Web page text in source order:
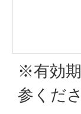
※有効
参くだ